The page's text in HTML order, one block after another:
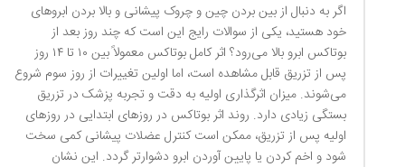
اگر به دنبال از بین بردن چین و چروک پیشانی و بالا بردن ابروهای
خود هستید، یکی از سوالات رایج این است که چند روز بعد از
بوتاکس ابرو بالا می‌رود؟ اثر کامل بوتاکس معمولاً بین ۱۰ تا ۱۴ روز
پس از تزریق قابل مشاهده است، اما اولین تغییرات از روز سوم شروع
می‌شوند. میزان اثرگذاری اولیه به دقت و تجربه پزشک در تزریق
بستگی زیادی دارد. روند اثر بوتاکس در روزهای ابتدایی در روزهای
اولیه پس از تزریق، ممکن است کنترل عضلات پیشانی کمی سخت
شود و اخم کردن یا پایین آوردن ابرو دشوارتر گردد. این نشان